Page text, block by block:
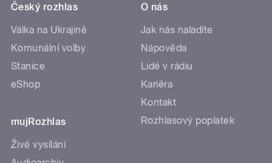
Český rozhlas
Válka na Ukrajině
Komunální volby
Stanice
eShop
mujRozhlas
Živé vysílání
O nás
Jak nás naladíte
Nápověda
Lidé v rádiu
Kariéra
Kontakt
Rozhlasový poplatek